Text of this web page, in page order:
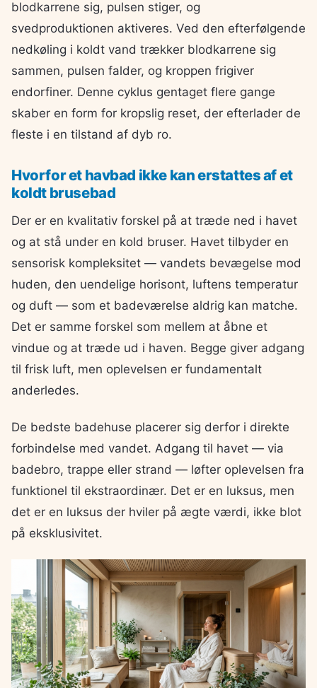
blodkarrene sig, pulsen stiger, og
svedproduktionen aktiveres. Ved den efterfølgende
nedkøling i koldt vand trækker blodkarrene sig
sammen, pulsen falder, og kroppen frigiver
endorfiner. Denne cyklus gentaget flere gange
skaber en form for kropslig reset, der efterlader de
fleste i en tilstand af dyb ro.
Hvorfor et havbad ikke kan erstattes af et
koldt brusebad
Der er en kvalitativ forskel på at træde ned i havet
og at stå under en kold bruser. Havet tilbyder en
sensorisk kompleksitet — vandets bevægelse mod
huden, den uendelige horisont, luftens temperatur
og duft — som et badeværelse aldrig kan matche.
Det er samme forskel som mellem at åbne et
vindue og at træde ud i haven. Begge giver adgang
til frisk luft, men oplevelsen er fundamentalt
anderledes.
De bedste badehuse placerer sig derfor i direkte
forbindelse med vandet. Adgang til havet — via
badebro, trappe eller strand — løfter oplevelsen fra
funktionel til ekstraordinær. Det er en luksus, men
det er en luksus der hviler på ægte værdi, ikke blot
på eksklusivitet.